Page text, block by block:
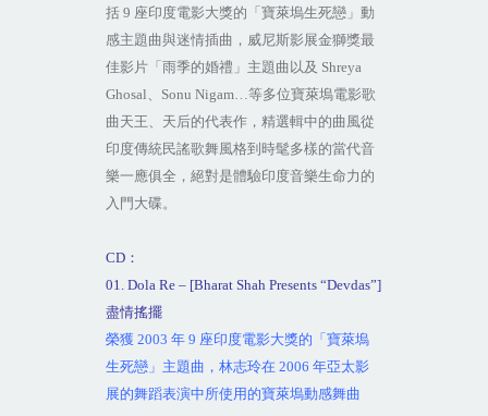
括 9 座印度電影大獎的「寶萊塢生死戀」動
感主題曲與迷情插曲，威尼斯影展金獅獎最
佳影片「雨季的婚禮」主題曲以及 Shreya
Ghosal、 Sonu Nigam…等多位寶萊塢電影歌
曲天王、天后的代表作，精選輯中的曲風從
印度傳統民謠歌舞風格到時髦多樣的當代音
樂一應俱全，絕對是體驗印度音樂生命力的
入門大碟。
CD：
01. Dola Re – [Bharat Shah Presents “Devdas”]
盡情搖擺
榮獲 2003 年 9 座印度電影大獎的「寶萊塢
生死戀」主題曲，林志玲在 2006 年亞太影
展的舞蹈表演中所使用的寶萊塢動感舞曲